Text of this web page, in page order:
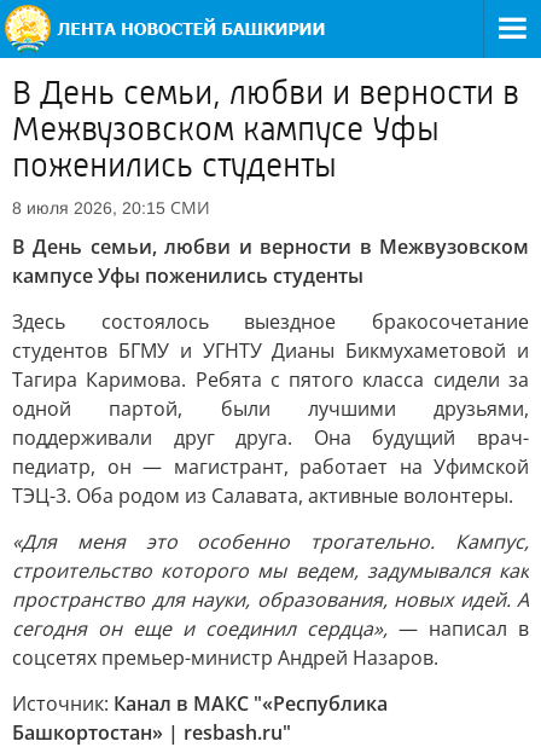
В День семьи, любви и верности в
Межвузовском кампусе Уфы
поженились студенты
8 июля 2026, 20:15 СМИ
В День семьи, любви и верности в Межвузовском
кампусе Уфы поженились студенты
Здесь состоялось выездное бракосочетание
студентов БГМУ и УГНТУ Дианы Бикмухаметовой и
Тагира Каримова. Ребята с пятого класса сидели за
одной партой, были лучшими друзьями,
поддерживали друг друга. Она будущий врач-
педиатр, он — магистрант, работает на Уфимской
ТЭЦ-3. Оба родом из Салавата, активные волонтеры.
«Для меня это особенно трогательно. Кампус,
строительство которого мы ведем, задумывался как
пространство для науки, образования, новых идей. А
сегодня он еще и соединил сердца», — написал в
соцсетях премьер-министр Андрей Назаров.
Источник: Канал в МАКС "«Республика
Башкортостан» | resbash.ru"